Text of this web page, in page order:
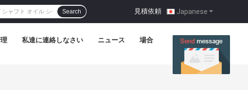
Japanese
見積依頼 |
Search
私達に連絡しなさい ニュース 場合